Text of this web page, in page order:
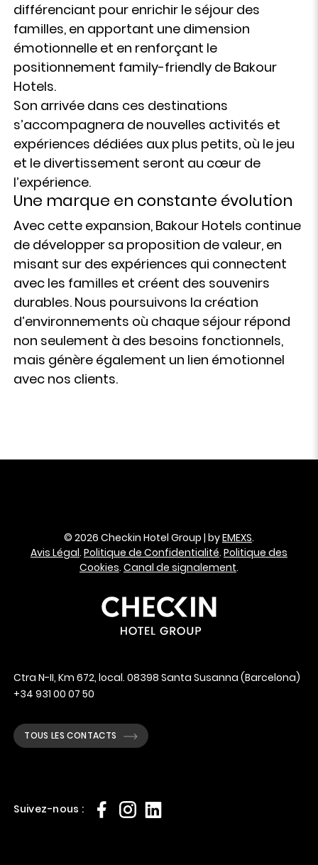
différenciant pour enrichir le séjour des
familles, en apportant une dimension
émotionnelle et en renforçant le
positionnement family-friendly de Bakour
Hotels.
Son arrivée dans ces destinations
s’accompagnera de nouvelles activités et
expériences dédiées aux plus petits, où le jeu
et le divertissement seront au cœur de
l’expérience.
Une marque en constante évolution
Avec cette expansion, Bakour Hotels continue
de développer sa proposition de valeur, en
misant sur des expériences qui connectent
avec les familles et créent des souvenirs
durables. Nous poursuivons la création
d’environnements où chaque séjour répond
non seulement à des besoins fonctionnels,
mais génère également un lien émotionnel
avec nos clients.
© 2026 Checkin Hotel Group | byEMEXS.
Avis Légal. Politique de Confidentialité. Politique des
Cookies. Canal de signalement.
Ctra N-II, Km 672, local. 08398 Santa Susanna (Barcelona)
+34 931 00 07 50
TOUS LES CONTACTS
Suivez-nous :